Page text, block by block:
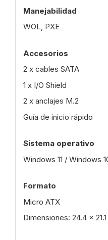
Manejabilidad
WOL, PXE
Accesorios
2 x cables SATA
1 x I/O Shield
2 x anclajes M.2
Guía de inicio rápido
Sistema operativo
Windows 11 / Windows
Formato
Micro ATX
Dimensiones: 24.4 x